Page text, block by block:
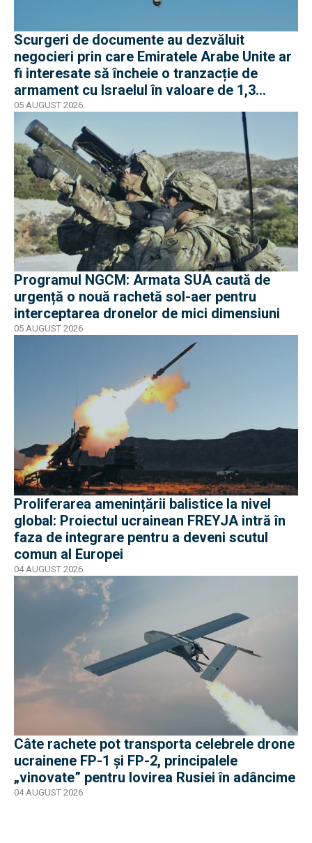
Scurgeri de documente au dezvăluit
negocieri prin care Emiratele Arabe Unite ar
fi interesate să încheie o tranzacție de
armament cu Israelul în valoare de 1,3
miliarde de dolari
05 AUGUST 2026
Programul NGCM: Armata SUA caută de
urgență o nouă rachetă sol-aer pentru
interceptarea dronelor de mici dimensiuni
05 AUGUST 2026
Proliferarea amenințării balistice la nivel
global: Proiectul ucrainean FREYJA intră în
faza de integrare pentru a deveni scutul
comun al Europei
04 AUGUST 2026
Câte rachete pot transporta celebrele drone
ucrainene FP-1 și FP-2, principalele
„vinovate” pentru lovirea Rusiei în adâncime
04 AUGUST 2026